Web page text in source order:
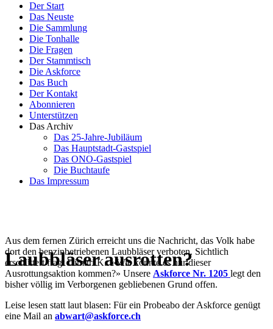
Der Start
Das Neuste
Die Sammlung
Die Tonhalle
Die Fragen
Der Stammtisch
Die Askforce
Das Buch
Der Kontakt
Abonnieren
Unterstützen
Das Archiv
Das 25-Jahre-Jubiläum
Das Hauptstadt-Gastspiel
Das ONO-Gastspiel
Die Buchtaufe
Das Impressum
Laubbläser ausrotten?
Aus dem fernen Zürich erreicht uns die Nachricht, das Volk habe
dort den benzinbetriebenen Laubbläser verboten. Sichtlich
erschüttert fragt Dimitri K.: «Wie konnte es nur dieser
Ausrottungsaktion kommen?» Unsere Askforce Nr. 1205 legt den
bisher völlig im Verborgenen gebliebenen Grund offen.
Leise lesen statt laut blasen: Für ein Probeabo der Askforce genügt
eine Mail an abwart@askforce.ch